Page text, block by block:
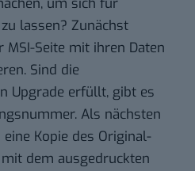
lassen? Zunächst
Seite mit ihren Daten
. Sind die
Upgrade erfüllt, gibt es
Als nächsten
Kopie des Original-
dem ausgedruckten